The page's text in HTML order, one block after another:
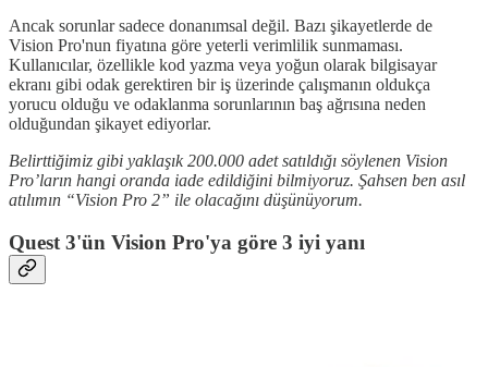
Ancak sorunlar sadece donanımsal değil. Bazı şikayetlerde de
Vision Pro'nun fiyatına göre yeterli verimlilik sunmaması.
Kullanıcılar, özellikle kod yazma veya yoğun olarak bilgisayar
ekranı gibi odak gerektiren bir iş üzerinde çalışmanın oldukça
yorucu olduğu ve odaklanma sorunlarının baş ağrısına neden
olduğundan şikayet ediyorlar.
Belirttiğimiz gibi yaklaşık 200.000 adet satıldığı söylenen Vision
Pro’ların hangi oranda iade edildiğini bilmiyoruz. Şahsen ben asıl
atılımın “Vision Pro 2” ile olacağını düşünüyorum.
Quest 3'ün Vision Pro'ya göre 3 iyi yanı